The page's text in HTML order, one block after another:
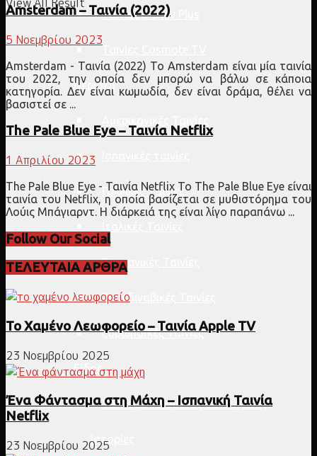
Ταινίες Disney Plus
Ταινίες Cosmote TV
Περιοχή
Γαλλικές Ταινίες
Βρετανικές Ταινίες
Σκανδιναβικές Ταινίες
Ευρωπαϊκές Ταινίες
Είδος
Ταινίες Βασισμένες σε Αληθινές
Ιστορίες
Amsterdam – Ταινία (2022)
5 Νοεμβρίου 2023
Amsterdam - Ταινία (2022) Το Amsterdam είναι μία ταινία
του 2022, την οποία δεν μπορώ να βάλω σε κάποια
κατηγορία. Δεν είναι κωμωδία, δεν είναι δράμα, θέλει να
βασιστεί σε ...
The Pale Blue Eye – Ταινία Netflix
1 Απριλίου 2023
The Pale Blue Eye - Ταινία Netflix Το The Pale Blue Eye είναι
ταινία του Netflix, η οποία βασίζεται σε μυθιστόρημα του
Λούις Μπάγιαρντ. Η διάρκειά της είναι λίγο παραπάνω ...
Follow Our Social
ΤΕΛΕΥΤΑΙΑ ΑΡΘΡΑ
Το Χαμένο Λεωφορείο – Ταινία Apple TV
23 Νοεμβρίου 2025
Ένα Φάντασμα στη Μάχη – Ισπανική Ταινία
Netflix
23 Νοεμβρίου 2025